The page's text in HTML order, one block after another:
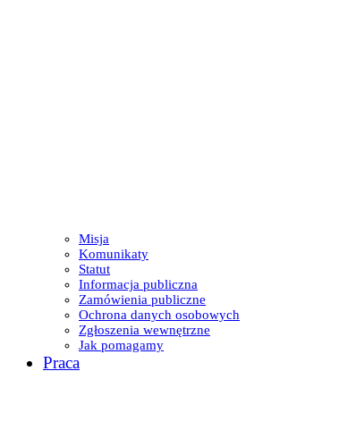
Misja
Komunikaty
Statut
Informacja publiczna
Zamówienia publiczne
Ochrona danych osobowych
Zgłoszenia wewnętrzne
Jak pomagamy
Praca